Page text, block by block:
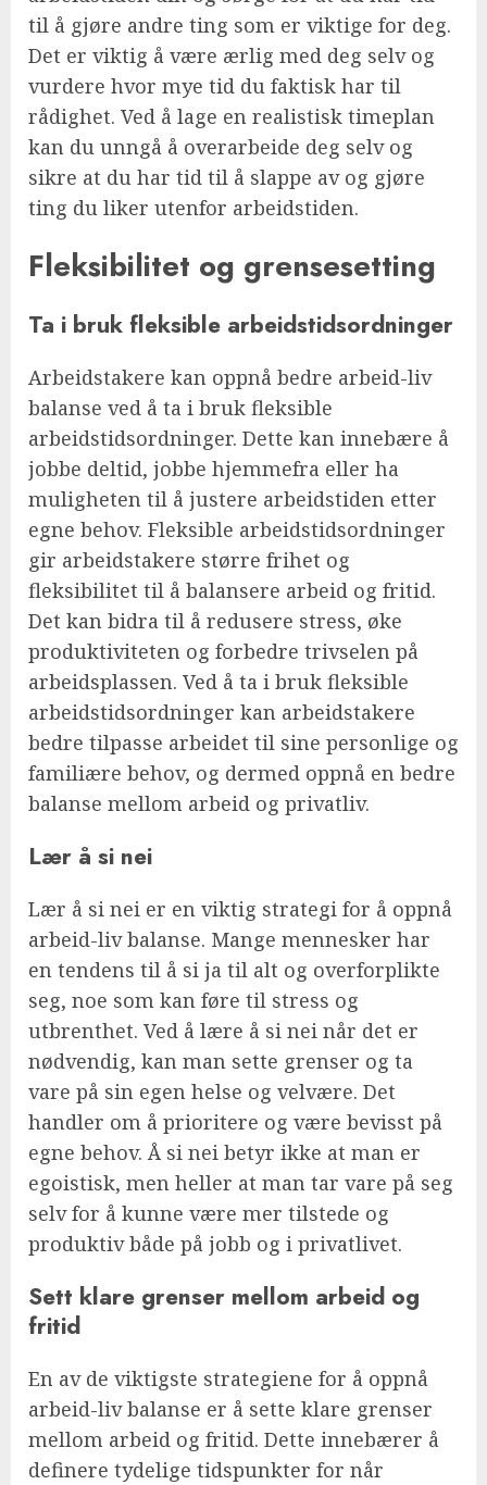
til å gjøre andre ting som er viktige for deg.
Det er viktig å være ærlig med deg selv og
vurdere hvor mye tid du faktisk har til
rådighet. Ved å lage en realistisk timeplan
kan du unngå å overarbeide deg selv og
sikre at du har tid til å slappe av og gjøre
ting du liker utenfor arbeidstiden.
Fleksibilitet og grensesetting
Ta i bruk fleksible arbeidstidsordninger
Arbeidstakere kan oppnå bedre arbeid-liv
balanse ved å ta i bruk fleksible
arbeidstidsordninger. Dette kan innebære å
jobbe deltid, jobbe hjemmefra eller ha
muligheten til å justere arbeidstiden etter
egne behov. Fleksible arbeidstidsordninger
gir arbeidstakere større frihet og
fleksibilitet til å balansere arbeid og fritid.
Det kan bidra til å redusere stress, øke
produktiviteten og forbedre trivselen på
arbeidsplassen. Ved å ta i bruk fleksible
arbeidstidsordninger kan arbeidstakere
bedre tilpasse arbeidet til sine personlige og
familiære behov, og dermed oppnå en bedre
balanse mellom arbeid og privatliv.
Lær å si nei
Lær å si nei er en viktig strategi for å oppnå
arbeid-liv balanse. Mange mennesker har
en tendens til å si ja til alt og overforplikte
seg, noe som kan føre til stress og
utbrenthet. Ved å lære å si nei når det er
nødvendig, kan man sette grenser og ta
vare på sin egen helse og velvære. Det
handler om å prioritere og være bevisst på
egne behov. Å si nei betyr ikke at man er
egoistisk, men heller at man tar vare på seg
selv for å kunne være mer tilstede og
produktiv både på jobb og i privatlivet.
Sett klare grenser mellom arbeid og
fritid
En av de viktigste strategiene for å oppnå
arbeid-liv balanse er å sette klare grenser
mellom arbeid og fritid. Dette innebærer å
definere tydelige tidspunkter for når